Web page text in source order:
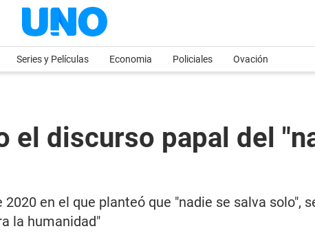
Series y Películas Economia Policiales Ovación
el discurso papal del
en el que planteó que "nadie se salva solo",
la humanidad"